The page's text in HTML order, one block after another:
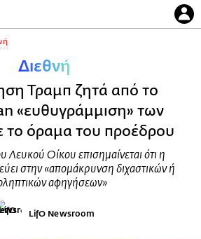
Διεθνή
Τραμπ ζητά από το
«ευθυγράμμιση» των
το όραμα του προέδρου
Λευκού Οίκου επισημαίνεται ότι η
στην «απομάκρυνση διχαστικών ή
αφηγήσεων»
LifO Newsroom